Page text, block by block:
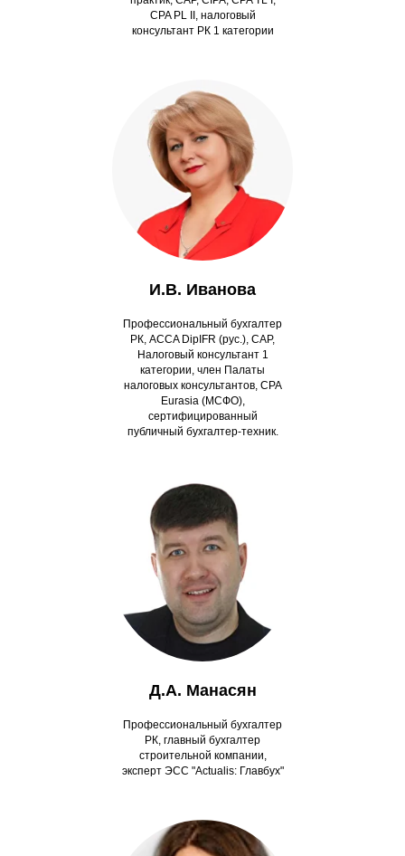
CPA PL II, налоговый
консультант РК 1 категории
И.В. Иванова
Профессиональный бухгалтер
РК, ACCA DipIFR (рус.), САР,
Налоговый консультант 1
категории, член Палаты
налоговых консультантов, CPA
Eurasia (МСФО),
сертифицированный
публичный бухгалтер-техник.
Д.А. Манасян
Профессиональный бухгалтер
РК, главный бухгалтер
строительной компании,
эксперт ЭСС "Actualis: Главбух"